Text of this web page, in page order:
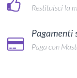
Restituisci la
Pagamenti
Paga con